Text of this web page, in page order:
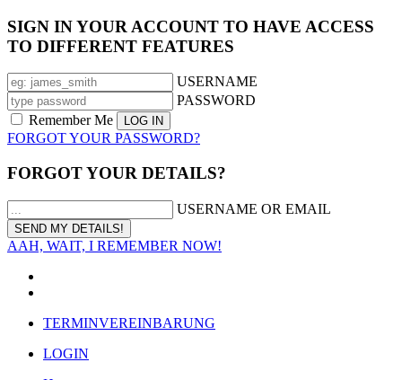
SIGN IN YOUR ACCOUNT TO HAVE ACCESS
TO DIFFERENT FEATURES
USERNAME
PASSWORD
Remember Me
FORGOT YOUR PASSWORD?
FORGOT YOUR DETAILS?
USERNAME OR EMAIL
AAH, WAIT, I REMEMBER NOW!
TERMINVEREINBARUNG
LOGIN